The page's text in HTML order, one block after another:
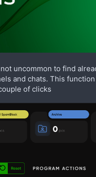
uncommon to find
and chats. This
of clicks